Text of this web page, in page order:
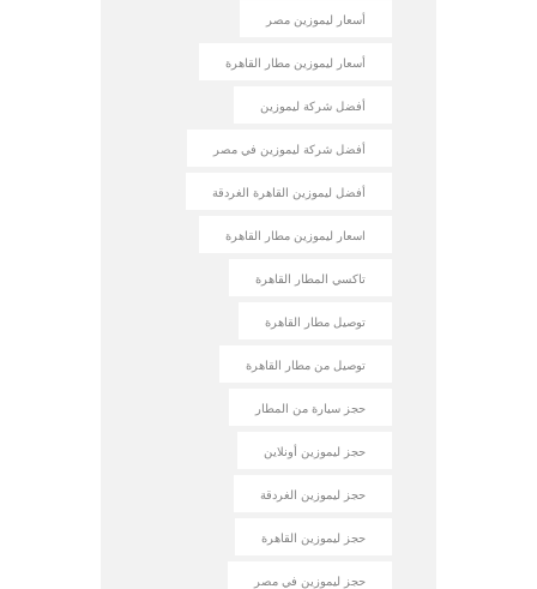
أسعار ليموزين مصر
أسعار ليموزين مطار القاهرة
أفضل شركة ليموزين
أفضل شركة ليموزين في مصر
أفضل ليموزين القاهرة الغردقة
اسعار ليموزين مطار القاهرة
تاكسي المطار القاهرة
توصيل مطار القاهرة
توصيل من مطار القاهرة
حجز سيارة من المطار
حجز ليموزين أونلاين
حجز ليموزين الغردقة
حجز ليموزين القاهرة
حجز ليموزين في مصر